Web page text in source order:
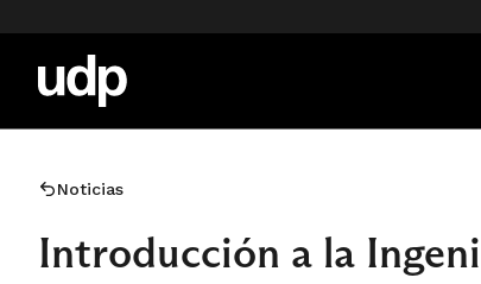
Noticias
Introducción a la